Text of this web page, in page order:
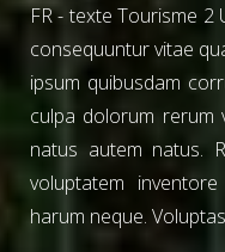
FR - texte Tourisme 2
consequuntur vitae
ipsum quibusdam
culpa dolorum rerum
natus autem natus.
voluptatem
harum neque.